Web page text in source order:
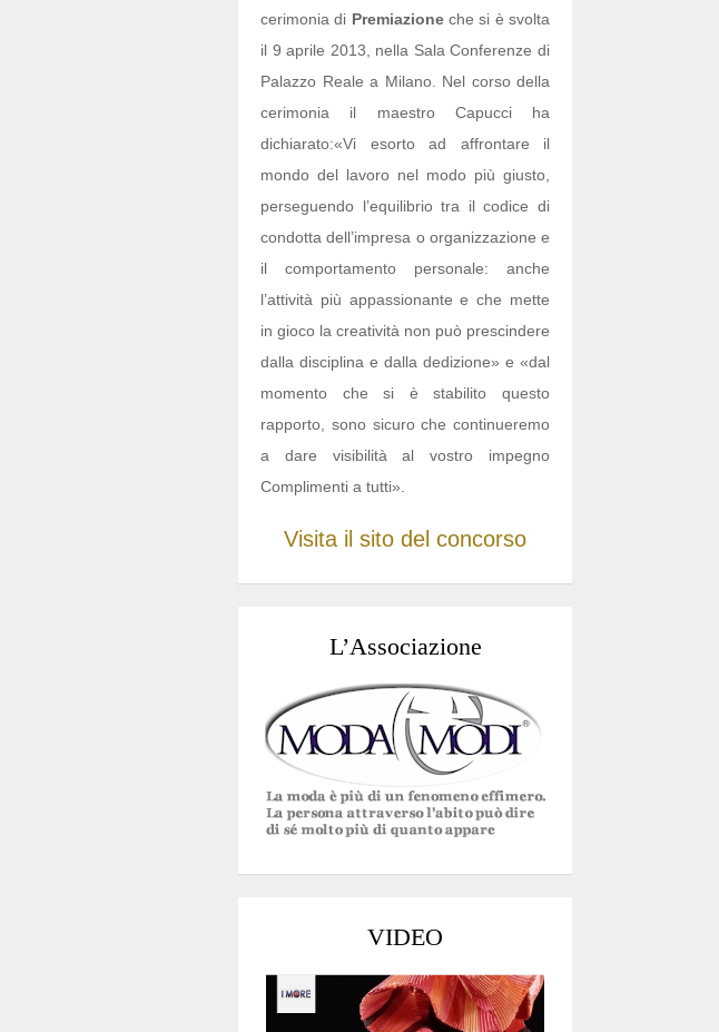
cerimonia di Premiazioneche si è svolta
il 9 aprile 2013, nella Sala Conferenze di
Palazzo Reale a Milano. Nel corso della
cerimonia il maestro Capucci ha
dichiarato:«Vi esorto ad affrontare il
mondo del lavoro nel modo più giusto,
perseguendo l’equilibrio tra il codice di
condotta dell’impresa o organizzazione e
il comportamento personale: anche
l’attività più appassionante e che mette
in gioco la creatività non può prescindere
dalla disciplina e dalla dedizione» e «dal
momento che si è stabilito questo
rapporto, sono sicuro che continueremo
a dare visibilità al vostro impegno
Complimenti a tutti».
Visita il sito del concorso
L’Associazione
VIDEO